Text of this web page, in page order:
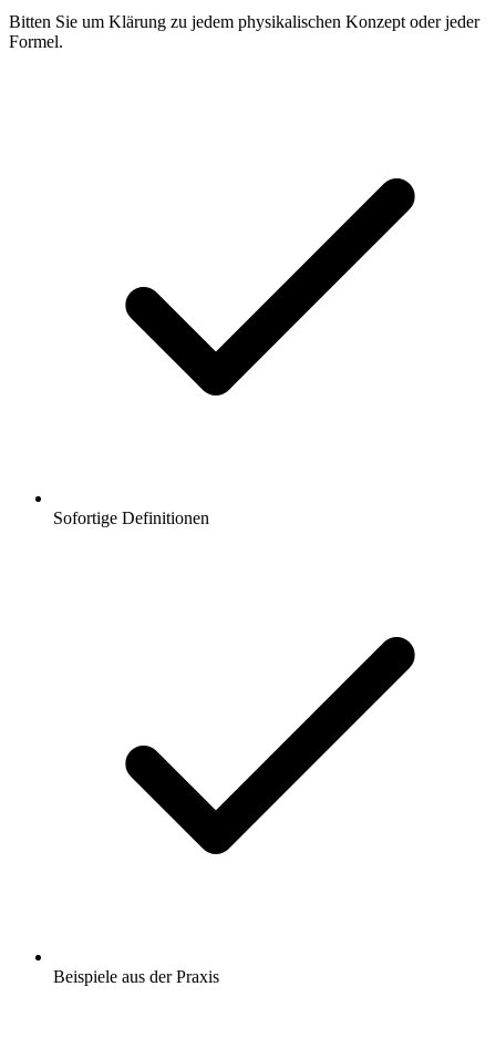
Bitten Sie um Klärung zu jedem physikalischen Konzept oder jeder
Formel.
Sofortige Definitionen
Beispiele aus der Praxis